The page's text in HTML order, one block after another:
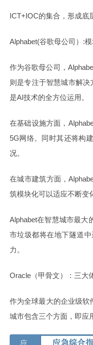
ICT+IOC的集合，形成底
Alphabet(谷歌母公司）:
作为谷歌母公司，
则是专注于智慧城市解
是AI技术的全方位运用。
在基础设施方面，
5G网络。同时其还将构
况。
在城市建筑方面，
筑模块化可以适应不断变
Alphabet在智慧城市最大
市垃圾都将在地下隧道
力。
Oracle（甲骨文）：三大
作为全球最大的企业级软
城市包含三个方面，即应